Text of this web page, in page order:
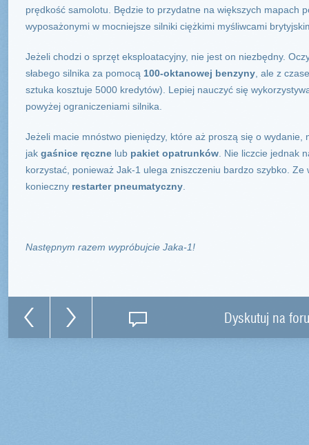
prędkość samolotu. Będzie to przydatne na większych mapach
wyposażonymi w mocniejsze silniki ciężkimi myśliwcami
Jeżeli chodzi o sprzęt eksploatacyjny, nie jest on niezbędny.
słabego silnika za pomocą 100-oktanowej benzyny , ale z
sztuka kosztuje 5000 kredytów). Lepiej nauczyć się
powyżej ograniczeniami silnika.
Jeżeli macie mnóstwo pieniędzy, które aż proszą się o wydanie,
jak gaśnice ręczne lub pakiet opatrunków . Nie liczcie jednak
korzystać, ponieważ Jak-1 ulega zniszczeniu bardzo szybko. Ze
konieczny restarter pneumatyczny
Następnym razem wypróbujcie Jaka-1!
Dyskutuj na